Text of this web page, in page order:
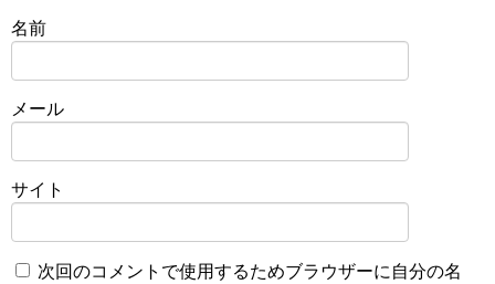
名前
メール
サイト
次回のコメントで使用するためブラウザーに自分の名